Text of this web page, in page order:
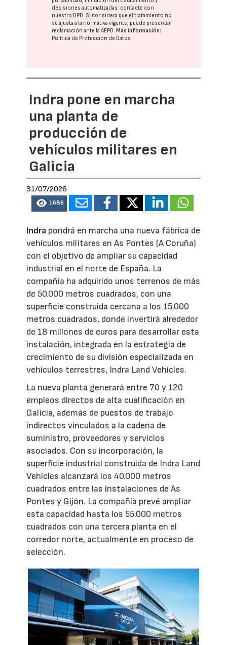
decisiones automatizadas: contacte con
nuestro DPD. Si considera que el tratamiento no
se ajusta a la normativa vigente, puede presentar
reclamación ante laAEPD. Más información:
Política de Protección de Datos
Indra pone en marcha
una planta de
producción de
vehículos militares en
Galicia
31/07/2026
1686
Indra pondrá en marcha una nueva fábrica de
vehículos militares en As Pontes (A Coruña)
con el objetivo de ampliar su capacidad
industrial en el norte de España. La
compañía ha adquirido unos terrenos de más
de 50.000 metros cuadrados, con una
superficie construida cercana a los 15.000
metros cuadrados, donde invertirá alrededor
de 18 millones de euros para desarrollar esta
instalación, integrada en la estrategia de
crecimiento de su división especializada en
vehículos terrestres, Indra Land Vehicles.
La nueva planta generará entre 70 y 120
empleos directos de alta cualificación en
Galicia, además de puestos de trabajo
indirectos vinculados a la cadena de
suministro, proveedores y servicios
asociados. Con su incorporación, la
superficie industrial construida de Indra Land
Vehicles alcanzará los 40.000 metros
cuadrados entre las instalaciones de As
Pontes y Gijón. La compañía prevé ampliar
esta capacidad hasta los 55.000 metros
cuadrados con una tercera planta en el
corredor norte, actualmente en proceso de
selección.